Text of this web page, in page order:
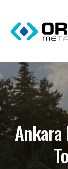
Ankara